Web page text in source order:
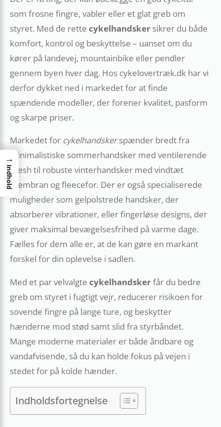
som frosne fingre, vabler eller et glat greb om
styret. Med de rette cykelhandsker sikrer du både
komfort, kontrol og beskyttelse – uanset om du
kører på landevej, mountainbike eller pendler
gennem byen hver dag. Hos cykelovertræk.dk har vi
derfor dykket ned i markedet for at finde
spændende modeller, der forener kvalitet, pasform
og skarpe priser.
Markedet for cykelhandskerspænder bredt fra
minimalistiske sommerhandsker med ventilerende
mesh til robuste vinterhandsker med vindtæt
membran og fleecefor. Der er også specialiserede
muligheder som gelpolstrede handsker, der
absorberer vibrationer, eller fingerløse designs, der
giver maksimal bevægelsesfrihed på varme dage.
Fælles for dem alle er, at de kan gøre en markant
forskel for din oplevelse i sadlen.
Med et par velvalgte cykelhandskerfår du bedre
greb om styret i fugtigt vejr, reducerer risikoen for
sovende fingre på lange ture, og beskytter
hænderne mod stød samt slid fra styrbåndet.
Mange moderne materialer er både åndbare og
vandafvisende, så du kan holde fokus på vejen i
stedet for på kolde hænder.
Indholdsfortegnelse
→
Indhold